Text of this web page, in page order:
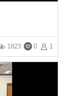
1
0
1823